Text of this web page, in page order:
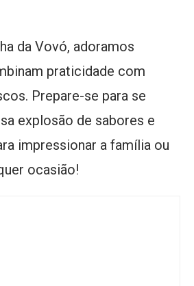
da Vovó, adoramos
praticidade com
Prepare-se para se
explosão de sabores e
impressionar a família ou
ocasião!